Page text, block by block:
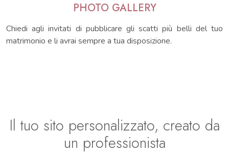
PHOTO GALLERY
Chiedi agli invitati di pubblicare gli scatti più belli del tuo
matrimonio e li avrai sempre a tua disposizione.
Il tuo sito personalizzato, creato da
un professionista